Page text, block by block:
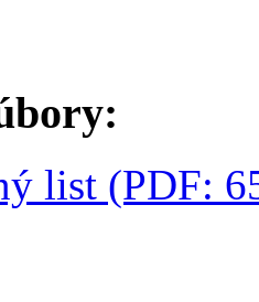
list (PDF: